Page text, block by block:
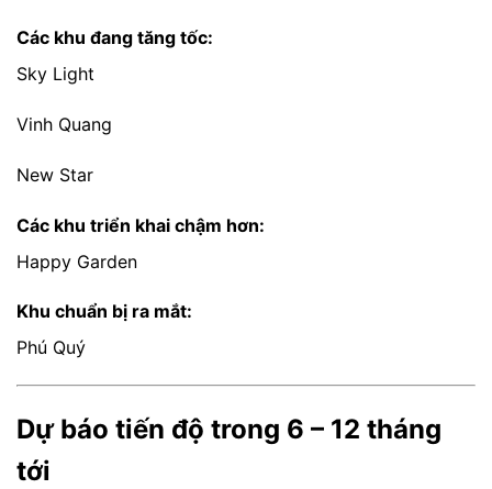
Các khu đang tăng tốc:
Sky Light
Vinh Quang
New Star
Các khu triển khai chậm hơn:
Happy Garden
Khu chuẩn bị ra mắt:
Phú Quý
Dự báo tiến độ trong 6 – 12 tháng
tới